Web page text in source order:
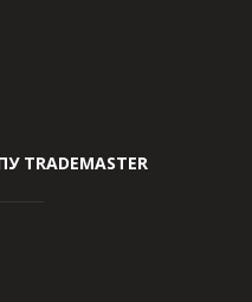
TRADEMASTER